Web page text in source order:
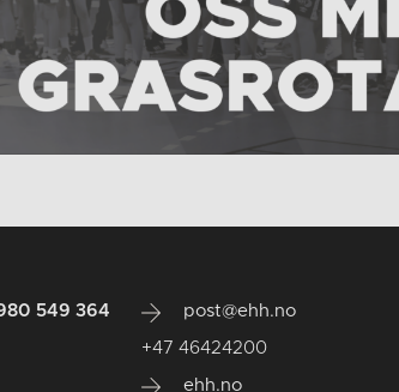
549 364 post@ehh.no
+47 46424200
ehh.no